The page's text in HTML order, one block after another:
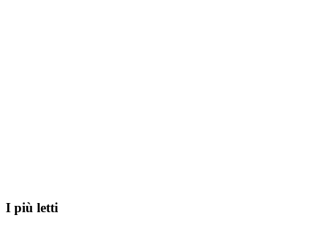
I più letti